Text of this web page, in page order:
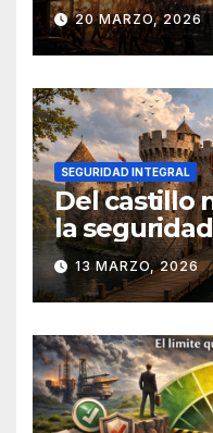
20 MARZO, 2026
SEGURIDAD INTEGRAL
Del castillo
la
13 MARZO, 2026